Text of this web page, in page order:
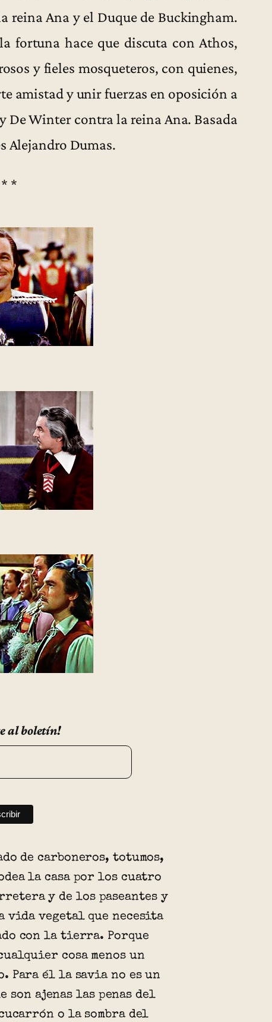
reina Ana y el Duque de Buckingham.
fortuna hace que discuta con Athos,
y fieles mosqueteros, con quienes,
amistad y unir fuerzas en oposición a
De Winter contra la reina Ana. Basada
Alejandro Dumas.
*
al boletín!
de carboneros, totumos,
la casa por los cuatro
y de los paseantes y
vida vegetal que necesita
con la tierra. Porque
cosa menos un
Para él la savia no es un
son ajenas las penas del
o la sombra del